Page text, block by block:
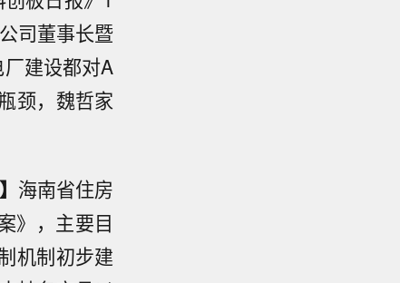
司董事长暨
建设都对A
颈，魏哲家
海南省住房
》，主要目
机制初步建